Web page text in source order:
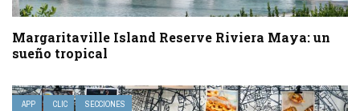
Margaritaville Island Reserve Riviera Maya: un
sueño tropical
APP CLIC SECCIONES